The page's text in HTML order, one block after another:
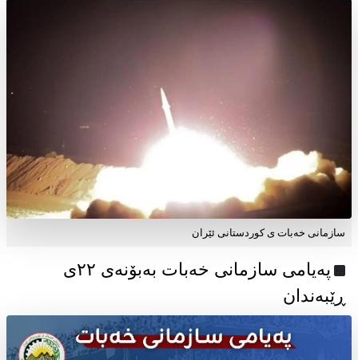
سازمانی خەبات ی کوردستانی ئێران
پەیامی سازمانی خەبات بەبۆنەی ۲۲ی
ڕێبەندان